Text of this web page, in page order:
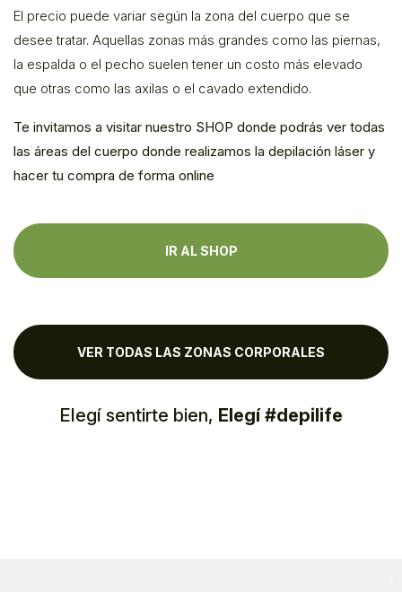
El precio puede variar según la zona del cuerpo que se
desee tratar. Aquellas zonas más grandes como las piernas,
la espalda o el pecho suelen tener un costo más elevado
que otras como las axilas o el cavado extendido.
Te invitamos a visitar nuestro SHOP donde podrás ver todas
las áreas del cuerpo donde realizamos la depilación láser y
hacer tu compra de forma online
IR AL SHOP
VER TODAS LAS ZONAS CORPORALES
Elegí sentirte bien, Elegí #depilife